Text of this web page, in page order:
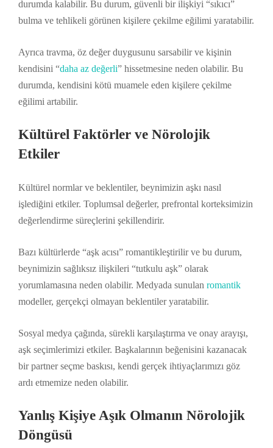
durumda kalabilir. Bu durum, güvenli bir ilişkiyi “sıkıcı”
bulma ve tehlikeli görünen kişilere çekilme eğilimi yaratabilir.
Ayrıca travma, öz değer duygusunu sarsabilir ve kişinin
kendisini “daha az değerli” hissetmesine neden olabilir. Bu
durumda, kendisini kötü muamele eden kişilere çekilme
eğilimi artabilir.
Kültürel Faktörler ve Nörolojik
Etkiler
Kültürel normlar ve beklentiler, beynimizin aşkı nasıl
işlediğini etkiler. Toplumsal değerler, prefrontal korteksimizin
değerlendirme süreçlerini şekillendirir.
Bazı kültürlerde “aşk acısı” romantikleştirilir ve bu durum,
beynimizin sağlıksız ilişkileri “tutkulu aşk” olarak
yorumlamasına neden olabilir. Medyada sunulan romantik
modeller, gerçekçi olmayan beklentiler yaratabilir.
Sosyal medya çağında, sürekli karşılaştırma ve onay arayışı,
aşk seçimlerimizi etkiler. Başkalarının beğenisini kazanacak
bir partner seçme baskısı, kendi gerçek ihtiyaçlarımızı göz
ardı etmemize neden olabilir.
Yanlış Kişiye Aşık Olmanın Nörolojik
Döngüsü